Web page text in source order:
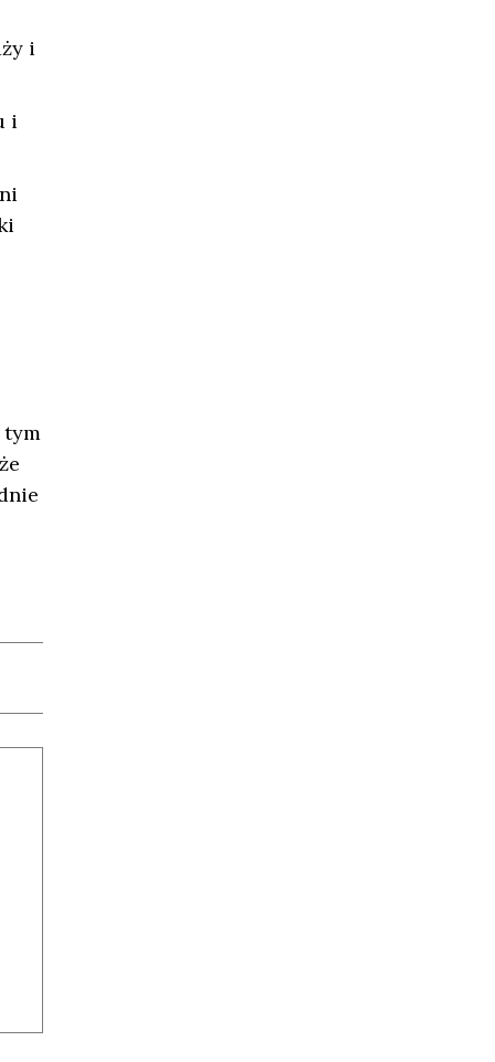
i
i
tym